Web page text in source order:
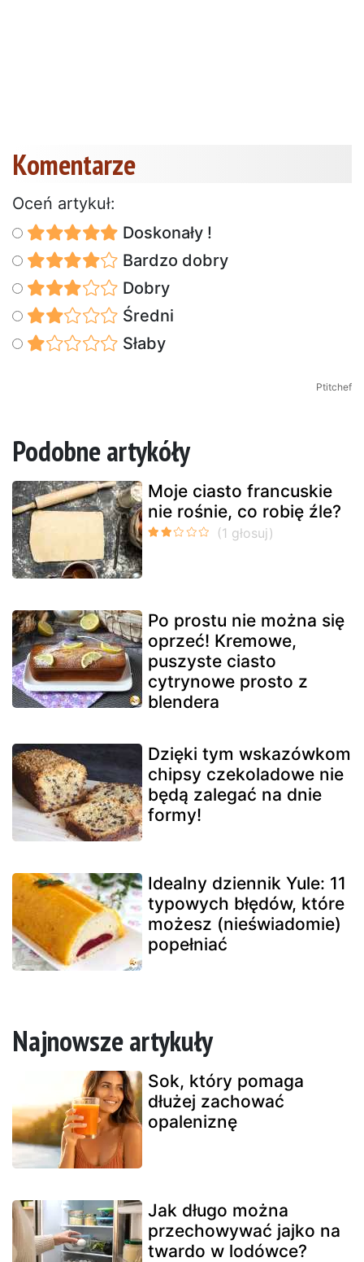
Komentarze
Oceń artykuł:
Doskonały !
Bardzo dobry
Dobry
Średni
Słaby
Ptitchef
Podobne artykóły
Moje ciasto francuskie
nie rośnie, co robię źle?
Po prostu nie można się
oprzeć! Kremowe,
puszyste ciasto
cytrynowe prosto z
blendera
Dzięki tym wskazówkom
chipsy czekoladowe nie
będą zalegać na dnie
formy!
Idealny dziennik Yule: 11
typowych błędów, które
możesz (nieświadomie)
popełniać
Najnowsze artykuły
Sok, który pomaga
dłużej zachować
opaleniznę
Jak długo można
przechowywać jajko na
twardo w lodówce?